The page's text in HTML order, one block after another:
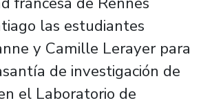
las estudiantes
y Camille Lerayer para
de investigación de
el Laboratorio de